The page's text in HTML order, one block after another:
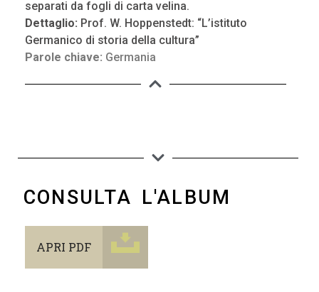
separati da fogli di carta velina.
Dettaglio: Prof. W. Hoppenstedt: “L’istituto
Germanico di storia della cultura”
Parole chiave: Germania
CONSULTA L'ALBUM
APRI PDF